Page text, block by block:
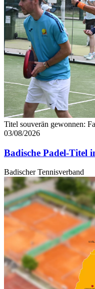
Titel souverän gewonnen:
03/08/2026
Badische Padel-Titel
Badischer Tennisverband